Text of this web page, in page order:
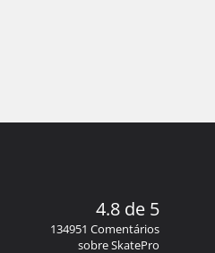
4.8 de 5
134951 Comentários
sobre SkatePro